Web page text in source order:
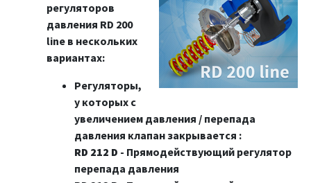
регуляторов
давления RD 200
line в нескольких
вариантах:
Регуляторы,
у которых с
увеличением давления / перепада
давления клапан закрывается :
RD 212 D - Прямодействующий регулятор
перепада давления